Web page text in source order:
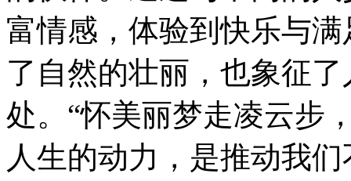
富情感，体验到快乐与
了自然的壮丽，也象征
处。“怀美丽梦走凌云步
人生的动力，是推动我